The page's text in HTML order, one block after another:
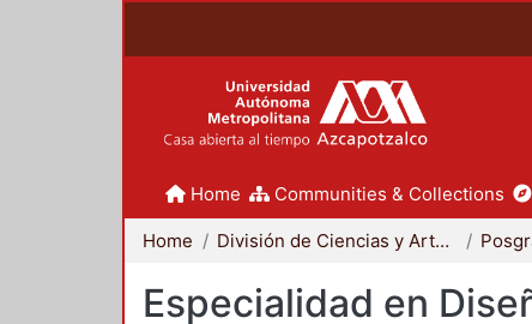
Home Communities & Collections
Home División de Ciencias y Artes para el Diseño
Especialidad en